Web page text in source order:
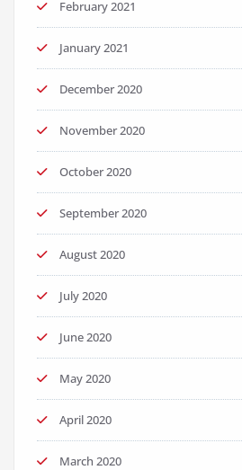
February 2021
January 2021
December 2020
November 2020
October 2020
September 2020
August 2020
July 2020
June 2020
May 2020
April 2020
March 2020